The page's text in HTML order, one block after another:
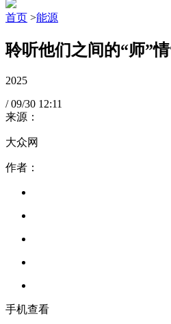
首页 >能源
聆听他们之间的“师”
2025
/ 09/30 12:11
来源：
大众网
作者：
手机查看